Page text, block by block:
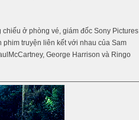
ở phòng vé, giám đốc Sony Pictures
phim truyện liên kết với nhau của Sam
George Harrison và Ringo